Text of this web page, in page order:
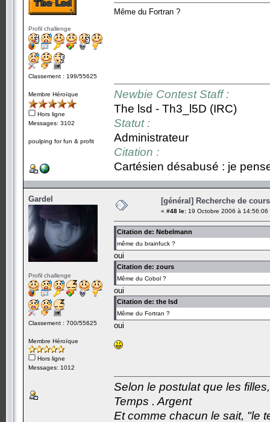
Profil challenge
Classement : 199/55625
Membre Héroïque
Hors ligne
Messages: 3102
poulping for fun & profit
Même du Fortran ?
Newbie Contest Staff :
The lsd - Th3_l5D (IRC)
Statut :
Administrateur
Citation :
Cartésien désabusé : je
Gardel
Profil challenge
Classement : 700/55625
Membre Héroïque
Hors ligne
Messages: 1012
[général] Recherche de
« #48 le: 19 Octobre 2006 à 14:56:06
Citation de: Nebelmann
même du brainfuck ?
oui
Citation de: zours
Même du Cobol ?
oui
Citation de: the lsd
Même du Fortran ?
oui
Selon le postulat que les
Temps . Argent
Et comme chacun le sait, "le